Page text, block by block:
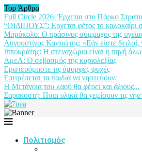
Top Άρθρα
Full Circle 2026: Έρχεται στο Πάρκο
“ΟΙΔΙΠΟΥΣ”: Ερχεται φέτος το καλοκαίρι
Μπρόκολο: Ο πράσινος σύμμαχος της
Αυγουστίνος Καντιώτης: «Εάν είστε
Ιπποκράτης: Η στεναχώρια είναι η πηγή
ΑμεΑ: Ο σεβασμός της κυριολεξίας
Ερωτευόμαστε τις όμορφες ψυχές
Επιτρέπεται τα παιδιά να νηστεύουν;
Η Μετάνοια του λαού θα φέρει και άξιους...
Σαρακοστή: Ποια υλικά θα γεμίσουν τις
Πολιτισμός